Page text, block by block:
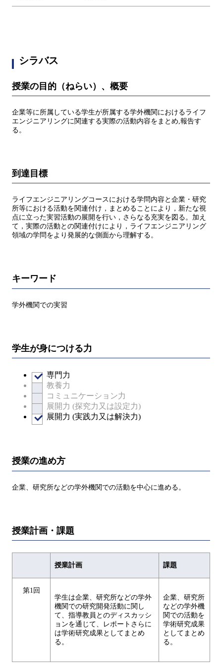
シラバス
授業の目的（ねらい）、概要
企業等に所属している学生が所属する学外機関におけるライフ
エンジニアリングに関連する実際の活動内容をまとめ,報告す
る。
到達目標
ライフエンジニアリングコースにおける学問内容と企業・研究
所等における活動を関連付け，まとめることにより，新たな視
点に立った実習活動の展開を行い，さらなる充実を図る。加え
て，実際の活動との関連付けにより，ライフエンジニアリング
領域の学問をより発展的な側面から理解する。
キーワード
学外機関での実習
学生が身につける力
専門力
教養力
コミュニケーション力
展開力 (探究力又は設定力)
展開力 (実践力又は解決力)
授業の進め方
企業、研究所などの学外機関での活動を中心に進める。
授業計画・課題
授業計画 課題
第1回
学生は企業、研究所などの学外
機関での研究開発活動に関し
て、指導教員とのディスカッシ
ョンを通じて、レポートさらに
は学術研究成果としてまとめ
る。
企業、研究所
などの学外機
関での活動を
学術研究成果
としてまとめ
る。